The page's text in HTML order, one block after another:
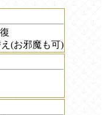
(お邪魔も可)